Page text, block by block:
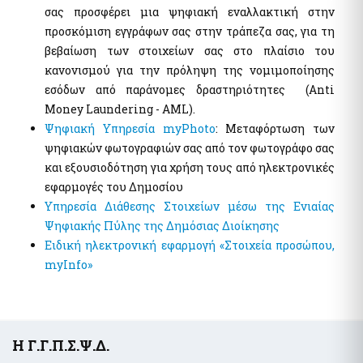
Μισθοδοσία υπαλλήλων Υπ. Οικονομικών & Εποπτευόμενων
e-Δελτίο Ατομικής Υπηρεσιακής Κατάστασης (ΔΑΥΚ)
Ακίνητα
Εκτιμήσεις Τιμών Ζώνης ΑΠΑΑ
Μητρώο Αξιών Μεταβιβάσεων Ακινήτων
Φύλλα Υπολογισμού ΑΠΑΑ
Οδηγίες - Έντυπα
e-Έντυπα
Υπηρεσία Εξουσιοδότησης Χρηστών Οριζόντιων
Πληροφοριακών Συστημάτων Δημόσιας Διοίκησης
Αιγιαλοί - Δημόσια Περιουσία
e-Δημοπρασίες Αιγιαλών
Ευρετήριο και Χάρτης Καθορισμένου Αιγιαλού
e-Aιτήσεις προς τις Υπηρεσίες Δημόσιας Περιουσίας
Ψηφιακές Υπηρεσίες Κοινωφελών Περιουσιών
Επιχειρήσεις
Εξωδικαστικός Μηχανισμός
Μητρώο Δεξαμενών Ενεργειακών Προϊόντων
Μητρώο Πραγματικών Δικαιούχων
Προστασία επιχειρήσεων πληγέντων Κορωνοϊού Αίτηση
υπαγωγής στη διαδικασία συνεισφοράς Δημοσίου στην
αποπληρωμή επιχειρηματικών δανείων
Know Your Business – (eGov-KYB)
Aκίνητα
σας προσφέρει μια ψηφιακή εναλλακτική στην
προσκόμιση εγγράφων σας στην τράπεζα σας, για τη
βεβαίωση των στοιχείων σας στο πλαίσιο του
κανονισμού για την πρόληψη της νομιμοποίησης
εσόδων από παράνομες δραστηριότητες (Anti
Money Laundering - AML).
Ψηφιακή Υπηρεσία myPhoto: Μεταφόρτωση των
ψηφιακών φωτογραφιών σας από τον φωτογράφο σας
και εξουσιοδότηση για χρήση τους από ηλεκτρονικές
εφαρμογές του Δημοσίου
Υπηρεσία Διάθεσης Στοιχείων μέσω της Ενιαίας
Ψηφιακής Πύλης της Δημόσιας Διοίκησης
Ειδική ηλεκτρονική εφαρμογή «Στοιχεία προσώπου,
myInfo»
Υποσέλιδο
Η Γ.Γ.Π.Σ.Ψ.Δ.